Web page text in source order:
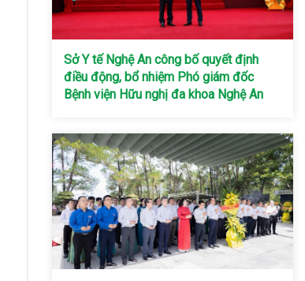
Sở Y tế Nghệ An công bố quyết định
điều động, bổ nhiệm Phó giám đốc
Bệnh viện Hữu nghị đa khoa Nghệ An